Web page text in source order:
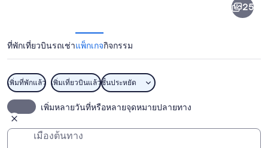
หาดปีฮะ
25
ที่พักเที่ยวบินรถเช่าแพ็กเกจกิจกรรม
เพิ่มที่พักแล้ว เพิ่มเที่ยวบินแล้วชั้นประหยัด
เพิ่มหลายวันที่หรือหลายจุดหมายปลายทาง
เมืองต้นทาง